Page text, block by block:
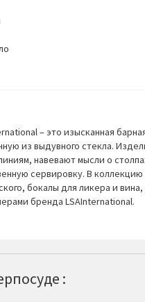
– это изысканная
из выдувного стекла.
навевают мысли о
сервировку. В
бокалы для ликера и
бренда LSAInternational.
: